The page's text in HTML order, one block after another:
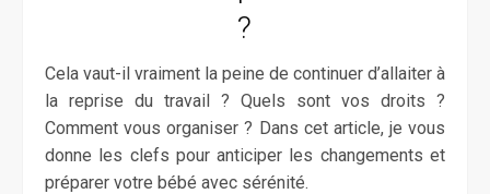
?
Cela vaut-il vraiment la peine de continuer d’allaiter à
la reprise du travail ? Quels sont vos droits ?
Comment vous organiser ? Dans cet article, je vous
donne les clefs pour anticiper les changements et
préparer votre bébé avec sérénité.